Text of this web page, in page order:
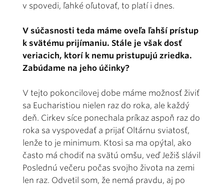
v spovedi, ľahké oľutovať, to platí i dnes.
V súčasnosti teda máme oveľa ľahší prístup
k svätému prijímaniu. Stále je však dosť
veriacich, ktorí k nemu pristupujú zriedka.
Zabúdame na jeho účinky?
V tejto pokoncilovej dobe máme možnosť živiť
sa Eucharistiou nielen raz do roka, ale každý
deň. Cirkev síce ponechala príkaz aspoň raz do
roka sa vyspovedať a prijať Oltárnu sviatosť,
lenže to je minimum. Ktosi sa ma opýtal, ako
často má chodiť na svätú omšu, veď Ježiš slávil
Poslednú večeru počas svojho života na zemi
len raz. Odvetil som, že nemá pravdu, aj po